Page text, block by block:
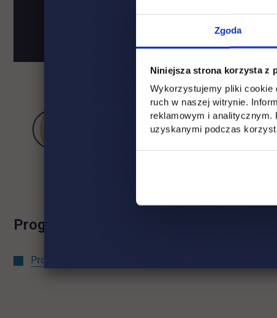
Zgoda
Niniejsza strona korzysta z
Wykorzystujemy pliki cookie
ruch w naszej witrynie.
reklamowym i analitycznym.
uzyskanymi podczas
link
Program uroczystości do pobrania
Program uroczystości dla uczestników 2024.pdf